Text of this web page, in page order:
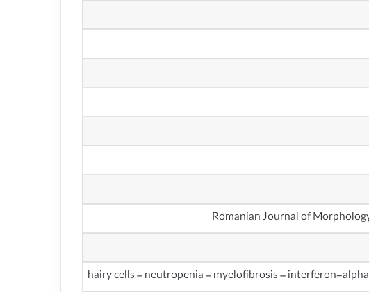
hairy cells – neutropenia – myelofibrosis – interferon-alpha